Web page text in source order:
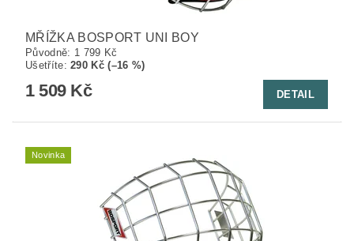
MŘÍŽKA BOSPORT UNI BOY
Původně: 1 799 Kč
Ušetříte:290 Kč (–16 %)
1 509 Kč DETAIL
Novinka